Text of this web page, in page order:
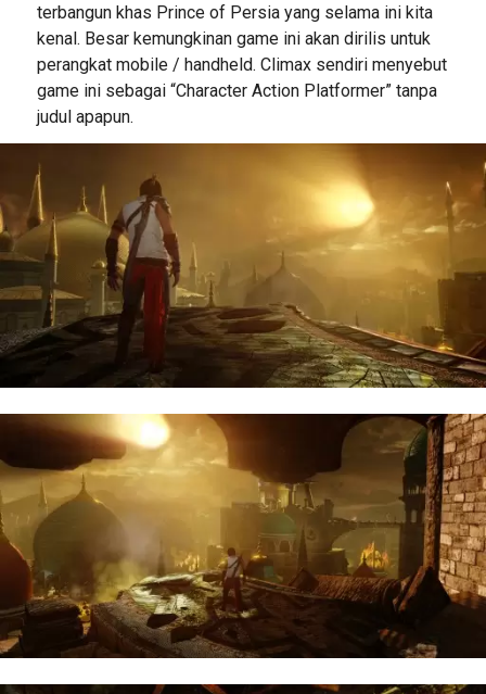
terbangun khas Prince of Persia yang selama ini kita
kenal. Besar kemungkinan game ini akan dirilis untuk
perangkat mobile / handheld. Climax sendiri menyebut
game ini sebagai “Character Action Platformer” tanpa
judul apapun.